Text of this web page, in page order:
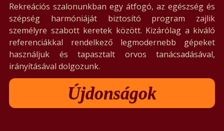
Rekreációs szalonunkban egy átfogó, az egészség és
szépség harmóniáját biztosító program zajlik
személyre szabott keretek között. Kizárólag a kiváló
referenciákkal rendelkező legmodernebb gépeket
használjuk és tapasztalt orvos tanácsadásával,
irányításával dolgozunk.
Újdonságok